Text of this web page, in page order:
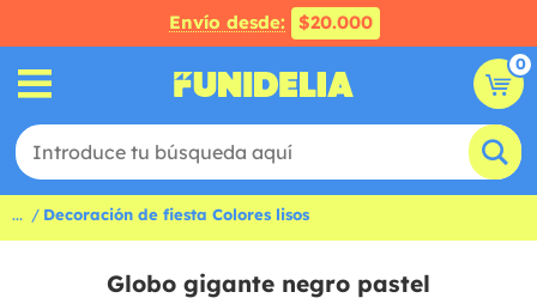
Envío desde: $20.000
0
... Decoración de fiesta Colores lisos
Globo gigante negro pastel